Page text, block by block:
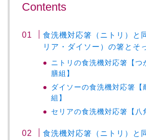
Contents
食洗機対応箸（ニトリ）と
リア・ダイソー）の箸とそ
ニトリの食洗機対応箸【つ
膳組】
ダイソーの食洗機対応箸【
組】
セリアの食洗機対応箸【八
食洗機対応箸（ニトリ）と